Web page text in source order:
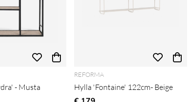
- Musta
REFORMA
Hylla 'Fontaine' 122cm- Beige